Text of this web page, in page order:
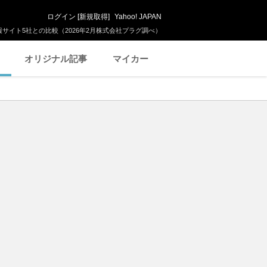
イト5社との比較（2026年2月株式会社プラグ調べ）
ログイン [新規取得] Yahoo! JAPAN
オリジナル記事 マイカー